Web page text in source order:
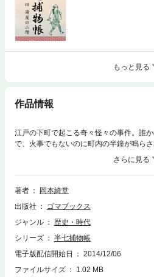
もっと見る
作品情報
江戸の下町で起こる奇々怪々の事件。誰
で、火事でもないのに町内の半鐘が鳴ら
る。その後も、女の頭の上に何かが落ち
洗濯物をかぶって屋根から屋根へと走っ
やがて鍛冶屋の弟子である権太郎が、捕
鳴らされる。一連のいたずらの犯人は権
著者
岡本綺堂
出版社
ゴマブックス
ジャンル
歴史・時代
シリーズ
半七捕物帳
電子版配信開始日
2014/12/06
ファイルサイズ
1.02 MB